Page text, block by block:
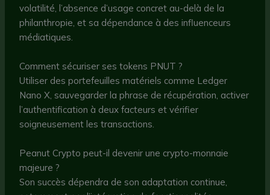
volatilité, l’absence d’usage concret au-delà de la
philanthropie, et sa dépendance à des influenceurs
médiatiques.
Comment sécuriser ses tokens PNUT ?
Utiliser des portefeuilles matériels comme Ledger
Nano X, sauvegarder la phrase de récupération, activer
l’authentification à deux facteurs et vérifier
soigneusement les transactions.
Peanut Crypto peut-il devenir une crypto-monnaie
majeure ?
Son succès dépendra de son adaptation continue,